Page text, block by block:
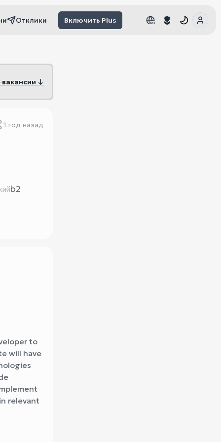
Отклики Включить Plus RU
↓
1 год назад
b2
to
will have
relevant